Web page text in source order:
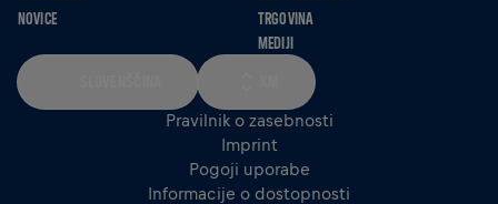
NOVICE
TRGOVINA
MEDIJI
Pravilnik o zasebnosti
Imprint
Pogoji uporabe
Informacije o dostopnosti